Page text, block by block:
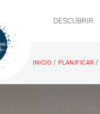
DESCUBRIR
INICIO / PLANIFICAR /